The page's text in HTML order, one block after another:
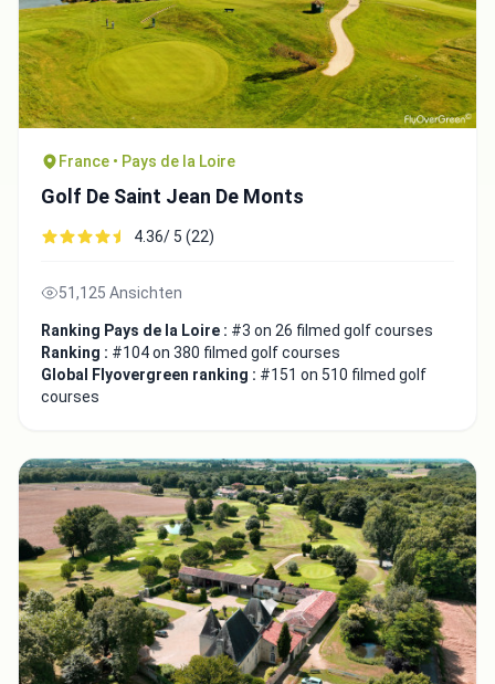
France • Pays de la Loire
Golf De Saint Jean De Monts
4.36/ 5 (22)
51,125 Ansichten
Ranking Pays de la Loire : #3 on 26 filmed golf courses
Ranking : #104 on 380 filmed golf courses
Global Flyovergreen ranking : #151 on 510 filmed golf
courses